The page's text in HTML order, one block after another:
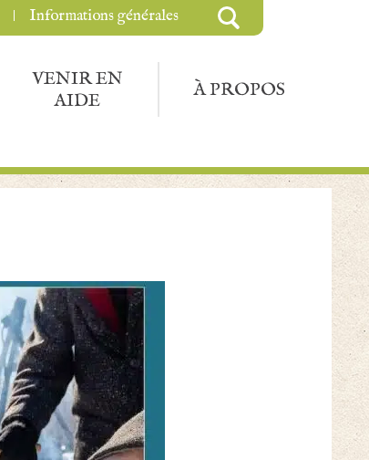
VENIR EN
AIDE
À PROPOS
Informations générales